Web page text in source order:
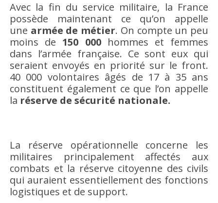
Avec la fin du service militaire, la France
possède maintenant ce qu’on appelle
une armée de métier. On compte un peu
moins de 150 000hommes et femmes
dans l’armée française. Ce sont eux qui
seraient envoyés en priorité sur le front.
40 000 volontaires âgés de 17 à 35 ans
constituent également ce que l’on appelle
la réserve de sécurité nationale.
La réserve opérationnelle concerne les
militaires principalement affectés aux
combats et la réserve citoyenne des civils
qui auraient essentiellement des fonctions
logistiques et de support.